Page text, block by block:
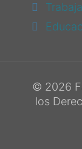
© 2026
los